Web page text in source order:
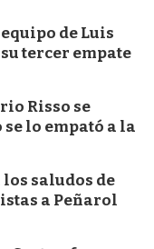
de Luis
tercer empate
Risso se
lo empató a la
saludos de
a Peñarol